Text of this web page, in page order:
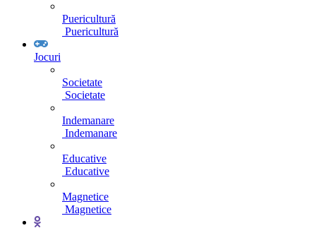
Puericultură
Puericultură
Jocuri
Societate
Societate
Indemanare
Indemanare
Educative
Educative
Magnetice
Magnetice